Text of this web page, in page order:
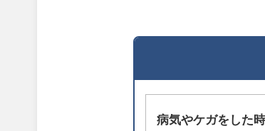
病気やケガをした